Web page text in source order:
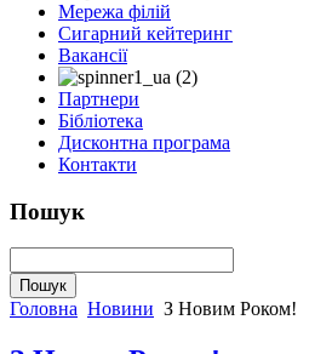
Мережа філій
Сигарний кейтеринг
Вакансії
Партнери
Бібліотека
Дисконтна програма
Контакти
Пошук
Головна Новини З Новим Роком!